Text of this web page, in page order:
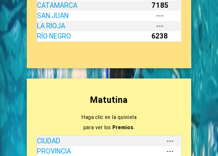
CATAMARCA
7185
SAN JUAN
---
LA RIOJA
---
RÍO NEGRO
6238
Matutina
Haga clic en la quiniela
para ver los Premios.
CIUDAD
---
PROVINCIA
---